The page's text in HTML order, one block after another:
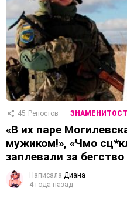
45 Репостов
«В их паре
мужиком!», «Чмо
заплевали за
Написала Диана
4 года назад